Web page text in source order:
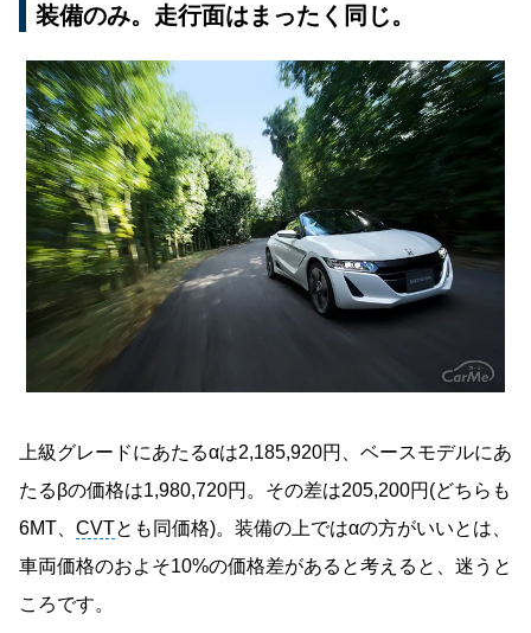
装備のみ。走行面はまったく同じ。
上級グレードにあたるαは2,185,920円、ベースモデルにあ
たるβの価格は1,980,720円。その差は205,200円(どちらも
6MT、 CVTとも同価格)。装備の上ではαの方がいいとは、
車両価格のおよそ10%の価格差があると考えると、迷うと
ころです。